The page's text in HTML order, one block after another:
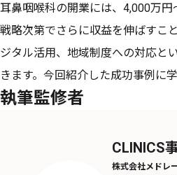
耳鼻咽喉科の開業には、4,000万
戦略次第でさらに収益を伸ばすこ
ジタル活用、地域制度への対応と
きます。今回紹介した成功事例に
執筆監修者
CLINICS
株式会社メドレ